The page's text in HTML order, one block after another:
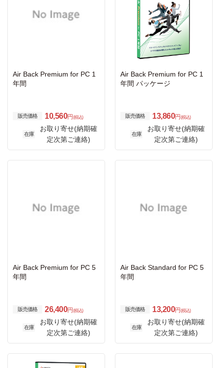
Air Back Premium for PC 1
年間
販売価格 10,560円 (税込)
在庫
お取り寄せ(納期確
定次第ご連絡)
Air Back Premium for PC 1
年間 パッケージ
販売価格 13,860円 (税込)
在庫
お取り寄せ(納期確
定次第ご連絡)
Air Back Premium for PC 5
年間
販売価格 26,400円 (税込)
在庫
お取り寄せ(納期確
定次第ご連絡)
Air Back Standard for PC 5
年間
販売価格 13,200円 (税込)
在庫
お取り寄せ(納期確
定次第ご連絡)